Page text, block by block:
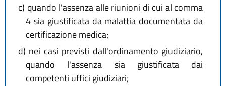
c) quando l'assenza alle riunioni di cui al comma
4 sia giustificata da malattia documentata da
certificazione medica;
d) nei casi previsti dall'ordinamento giudiziario,
quando l'assenza sia giustificata dai
competenti uffici giudiziari;